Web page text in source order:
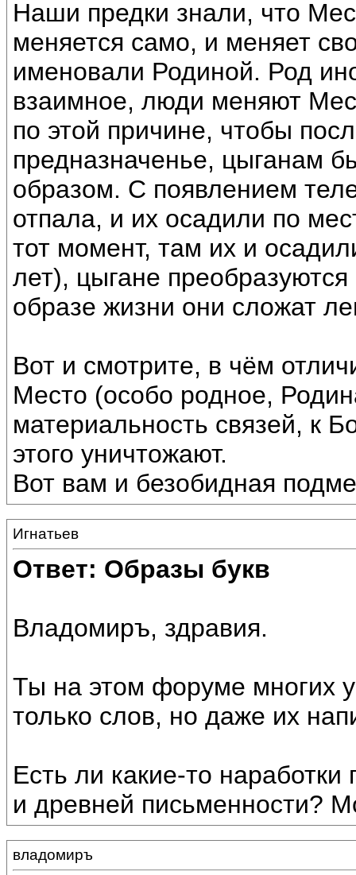
Наши предки знали, что
меняется само, и меняет
именовали Родиной. Род
взаимное, люди меняют
по этой причине, чтобы
предназначенье, цыганам
образом. С появлением
отпала, и их осадили по
тот момент, там их и
лет), цыгане
образе жизни они сложат
Вот и смотрите, в чём
Место (особо родное,
материальность связей, к
этого уничтожают.
Вот вам и безобидная
Игнатьев
Ответ: Образы букв
Владомиръ, здравия.
Ты на этом форуме многих
только слов, но даже их
Есть ли какие-то
и древней письменности?
владомиръ